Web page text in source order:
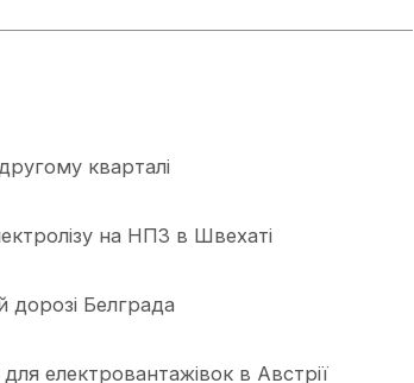
кварталі
на НПЗ в Швехаті
дорозі Белграда
електровантажівок в Австрії